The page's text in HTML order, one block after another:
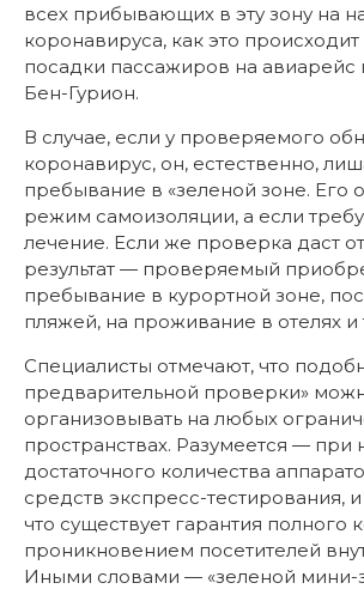
всех прибывающих в эту зону на
коронавируса, как это происходит
посадки пассажиров на авиарейс
Бен-Гурион.
В случае, если у проверяемого
коронавирус, он, естественно,
пребывание в «зеленой зоне. Его
режим самоизоляции, а если
лечение. Если же проверка даст
результат — проверяемый
пребывание в курортной зоне,
пляжей, на проживание в отелях и
Специалисты отмечают, что
предварительной проверки»
организовывать на любых
пространствах. Разумеется — при
достаточного количества
средств экспресс-тестирования,
что существует гарантия полного
проникновением посетителей
Иными словами — «зеленой мини-